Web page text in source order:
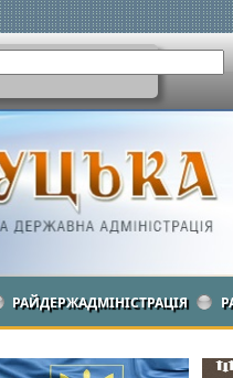
РАЙДЕРЖАДМІНІСТРАЦІЯ